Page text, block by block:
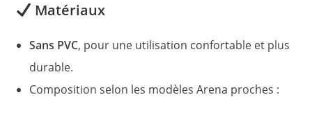
Matériaux
Sans PVC, pour une utilisation confortable et plus
durable.
Composition selon les modèles Arena proches :